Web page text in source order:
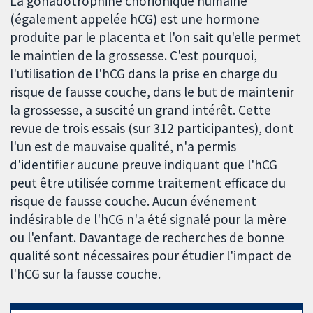
(également appelée hCG) est une hormone
produite par le placenta et l'on sait qu'elle permet
le maintien de la grossesse. C'est pourquoi,
l'utilisation de l'hCG dans la prise en charge du
risque de fausse couche, dans le but de maintenir
la grossesse, a suscité un grand intérêt. Cette
revue de trois essais (sur 312 participantes), dont
l'un est de mauvaise qualité, n'a permis
d'identifier aucune preuve indiquant que l'hCG
peut être utilisée comme traitement efficace du
risque de fausse couche. Aucun événement
indésirable de l'hCG n'a été signalé pour la mère
ou l'enfant. Davantage de recherches de bonne
qualité sont nécessaires pour étudier l'impact de
l'hCG sur la fausse couche.